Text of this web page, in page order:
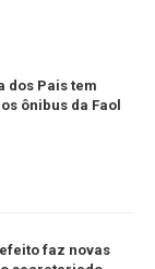
dos Pais tem
ônibus da Faol
faz novas